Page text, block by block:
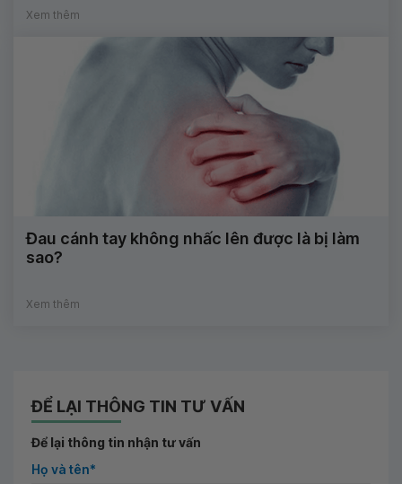
Xem thêm
Đau cánh tay không nhấc lên được là bị làm
sao?
Xem thêm
ĐỂ LẠI THÔNG TIN TƯ VẤN
Để lại thông tin nhận tư vấn
Họ và tên*